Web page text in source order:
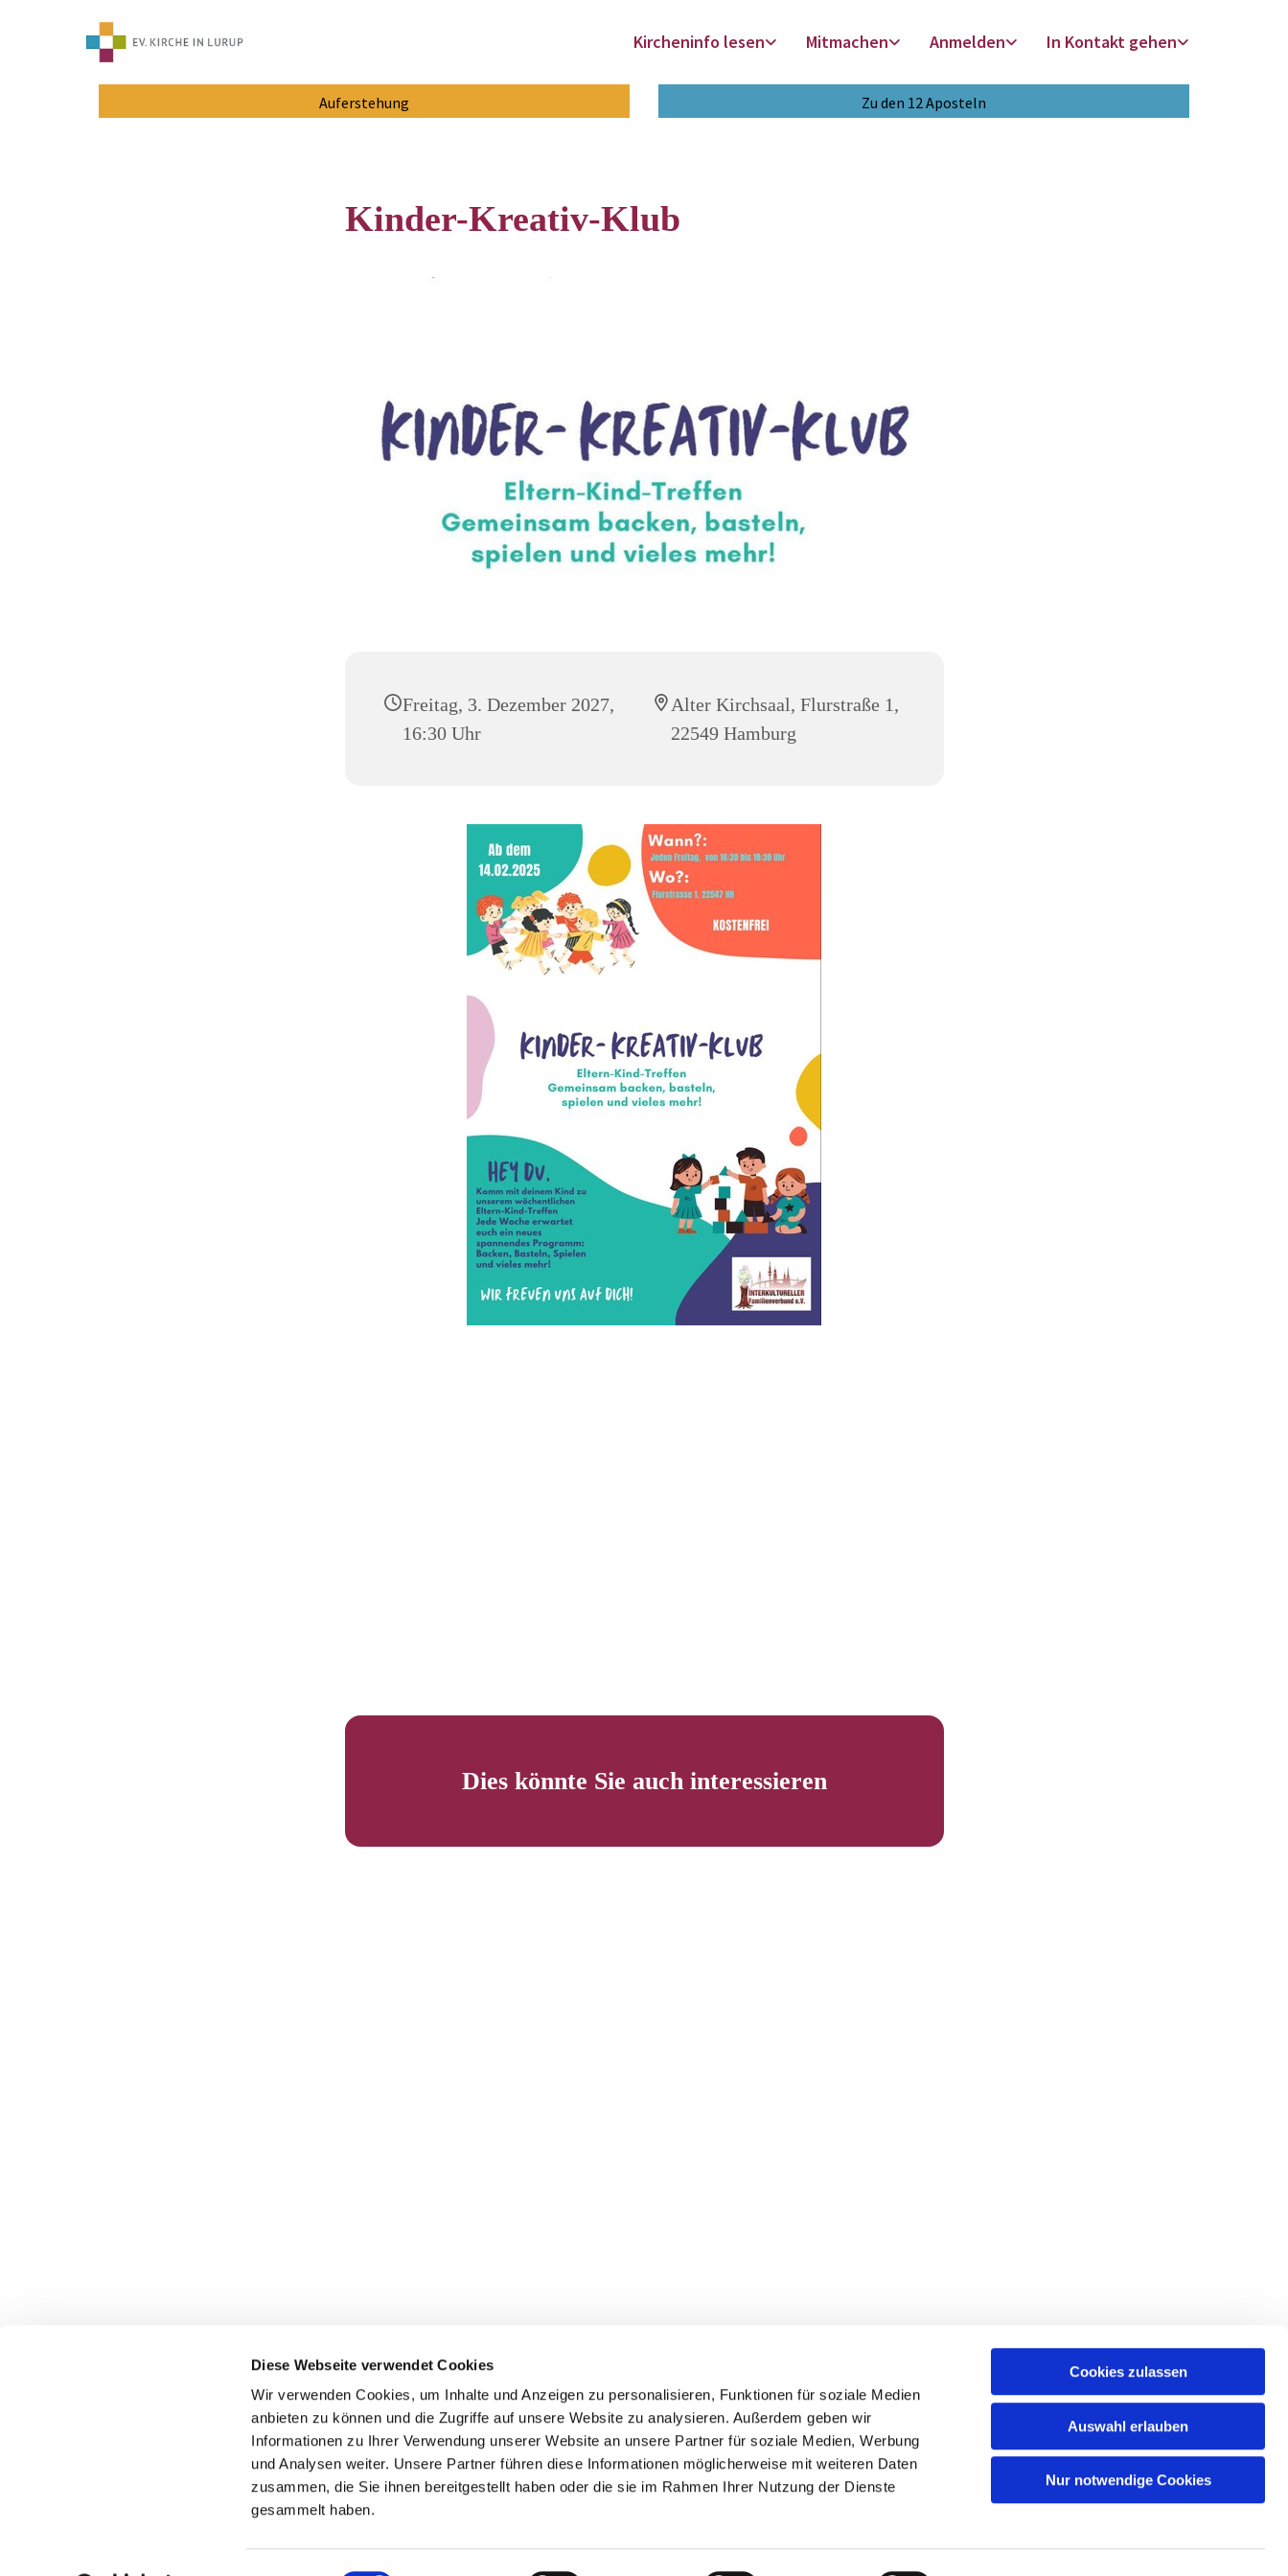
Diese Webseite verwendet Cookies
Wir verwenden Cookies, um Inhalte und Anzeigen zu personalisieren, Funktionen für soziale Medien
anbieten zu können und die Zugriffe auf unsere Website zu analysieren. Außerdem geben wir
Informationen zu Ihrer Verwendung unserer Website an unsere Partner für soziale Medien, Werbung
und Analysen weiter. Unsere Partner führen diese Informationen möglicherweise mit weiteren Daten
zusammen, die Sie ihnen bereitgestellt haben oder die sie im Rahmen Ihrer Nutzung der Dienste
gesammelt haben.
Cookies zulassen
Auswahl erlauben
Nur notwendige Cookies
Kircheninfo lesen Mitmachen Anmelden In Kontakt gehen
Auferstehung Zu den 12 Aposteln
Kinder-Kreativ-Klub
Freitag, 3. Dezember 2027,
16:30 Uhr
Alter Kirchsaal, Flurstraße 1,
22549 Hamburg
Dies könnte Sie auch interessieren
Impressum Datenschutzerklärung ChurchDesk-Login